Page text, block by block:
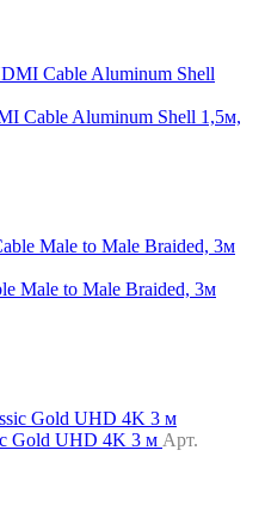
Cable Aluminum Shell 1,5м,
Male to Male Braided, 3м
Gold UHD 4K 3 м Арт.